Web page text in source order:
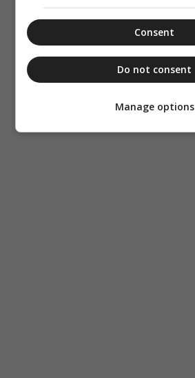
Consent
Do not consent
Manage options